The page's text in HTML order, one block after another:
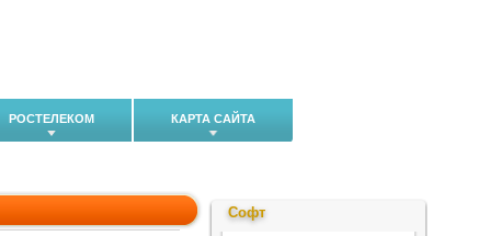
РОСТЕЛЕКОМ КАРТА САЙТА
Софт